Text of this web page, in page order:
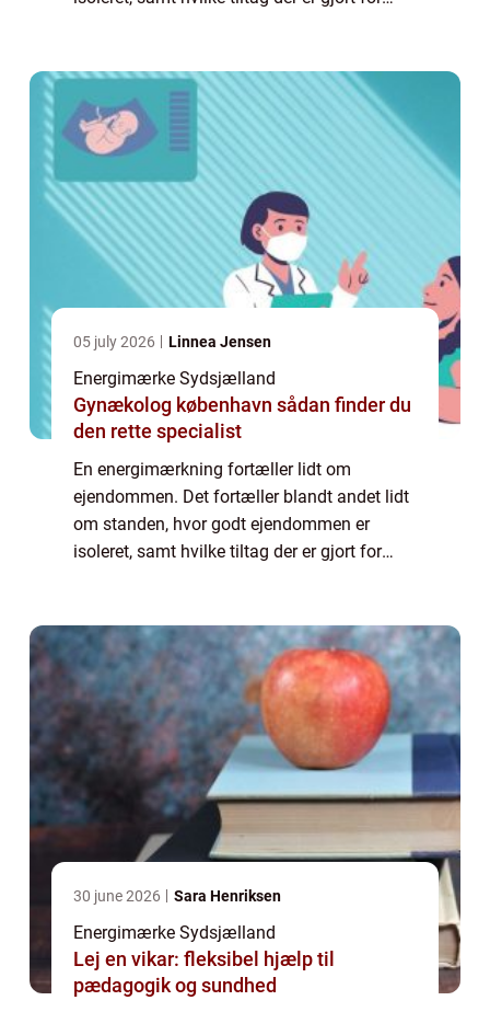
05 july 2026 Linnea Jensen
Energimærke Sydsjælland
Gynækolog københavn sådan finder du
den rette specialist
En energimærkning fortæller lidt om
ejendommen. Det fortæller blandt andet lidt
om standen, hvor godt ejendommen er
isoleret, samt hvilke tiltag der er gjort for
30 june 2026 Sara Henriksen
Energimærke Sydsjælland
Lej en vikar: fleksibel hjælp til
pædagogik og sundhed